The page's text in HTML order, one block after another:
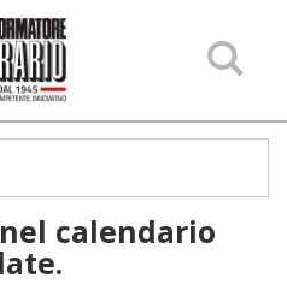
calendario